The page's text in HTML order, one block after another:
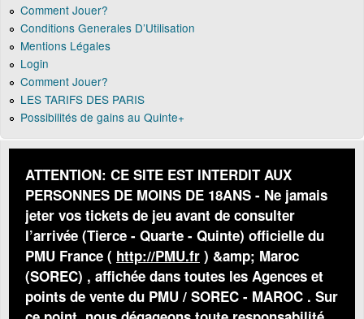
Comment Jouer?
Conditions Generales D’Utilisation
Mentions Légales
Login
Comment Jouer?
LES TARIFS DES PARIS
Possibilités de gains au Quinte+
ATTENTION: CE SITE EST INTERDIT AUX
PERSONNES DE MOINS DE 18ANS - Ne jamais
jeter vos tickets de jeu avant de consulter
l’arrivée (Tierce - Quarte - Quinte) officielle du
PMU France ( http://PMU.fr ) &amp; Maroc
(SOREC) , affichée dans toutes les Agences et
points de vente du PMU / SOREC - MAROC . Sur